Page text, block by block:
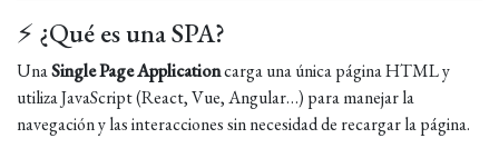
⚡ ¿Qué es una SPA?
UnaSingle Page Applicationcarga una única página HTML y
utiliza JavaScript (React, Vue, Angular…) para manejar la
navegación y las interacciones sin necesidad de recargar la página.